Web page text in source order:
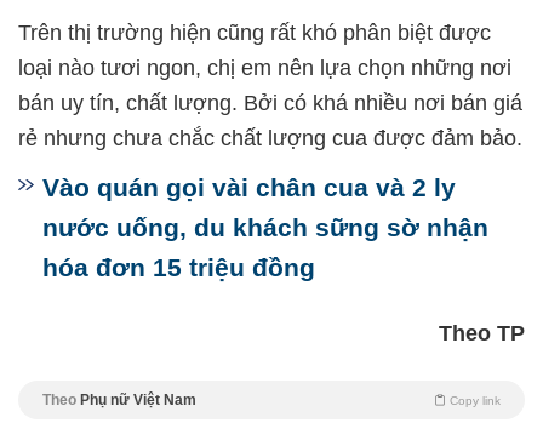
Trên thị trường hiện cũng rất khó phân biệt được
loại nào tươi ngon, chị em nên lựa chọn những nơi
bán uy tín, chất lượng. Bởi có khá nhiều nơi bán giá
rẻ nhưng chưa chắc chất lượng cua được đảm bảo.
Vào quán gọi vài chân cua và 2 ly
nước uống, du khách sững sờ nhận
hóa đơn 15 triệu đồng
Theo TP
Theo Phụ nữ Việt Nam Copy link